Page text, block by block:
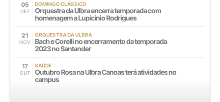
05
DEZ
DOMINGO CLÁSSICO
Orquestra da Ulbra encerra temporada com
homenagem a Lupicínio Rodrigues
21
NOV
ORQUESTRA DA ULBRA
Bach e Corelli no encerramento da temporada
2023 no Santander
17
OUT
SAÚDE
Outubro Rosa na Ulbra Canoas terá atividades no
campus